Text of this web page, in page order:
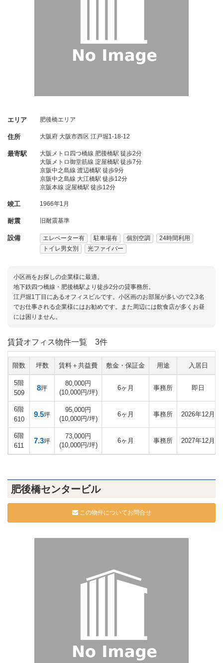
エリア 肥後橋エリア
住所 大阪府 大阪市西区 江戸堀1-18-12
最寄駅
大阪メトロ四つ橋線 肥後橋駅 徒歩2分
大阪メトロ御堂筋線 淀屋橋駅 徒歩7分
京阪中之島線 渡辺橋駅 徒歩9分
京阪中之島線 大江橋駅 徒歩12分
京阪本線 淀屋橋駅 徒歩12分
竣工 1966年1月
耐震 旧耐震基準
設備 エレベーター有 駐車場有 個別空調
24時間利用
トイレ男女別
光ファイバー
小区画をお探しの企業様に最適。
地下鉄四つ橋線・肥後橋駅より徒歩2分の貸事務所。
江戸堀1丁目にあるオフィスビルです。小区画のお部屋が多いので2,3名
でお仕事される企業様にはお勧めです。また周辺には飲食店が多くお昼
には困りません。
賃貸オフィス物件一覧 3件
階数 坪数 賃料＋共益費 敷金・保証金 用途 入居日
5階
509
8坪
80,000円
(10,000円/坪)
6ヶ月 事務所 即日
6階
610
9.5坪
95,000円
(10,000円/坪)
6ヶ月 事務所 2026年12月
6階
611
7.3坪
73,000円
(10,000円/坪)
6ヶ月 事務所 2027年12月
肥後橋センタービル
この物件についてお問合せ